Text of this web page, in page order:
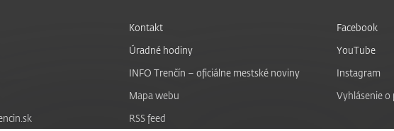
Kontakt
Úradné hodiny
INFO Trenčín – oficiálne mestské noviny
Mapa webu
RSS feed
Facebook
YouTube
Instagram
Vyhlásenie